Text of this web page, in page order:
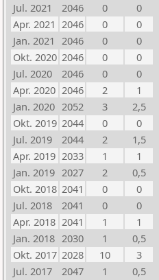
Jul. 2021
2046 0
0
Apr. 2021 2046 0
0
Jan. 2021 2046 0
0
Okt. 2020 2046 0
0
Jul. 2020
2046 0
0
Apr. 2020 2046 2
1
Jan. 2020 2052 3
2,5
Okt. 2019 2044 0
0
Jul. 2019
2044 2
1,5
Apr. 2019 2033 1
1
Jan. 2019 2027 2
0,5
Okt. 2018 2041 0
0
Jul. 2018
2041 0
0
Apr. 2018 2041 1
1
Jan. 2018 2030 1
0,5
Okt. 2017 2028 10
3
Jul. 2017
2047 1
0,5